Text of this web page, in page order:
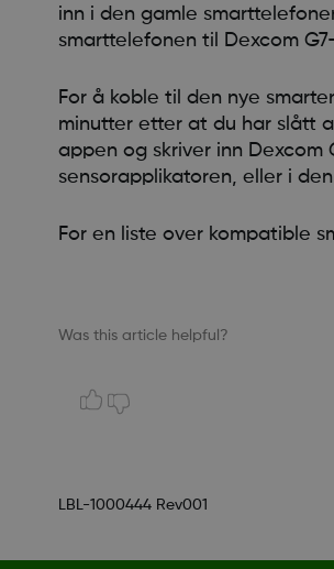
inn i den gamle
smarttelefonen til Dexcom
For å koble til den nye
minutter etter at du har slått
appen og skriver inn Dexcom
sensorapplikatoren, eller i
For en liste over kompatible
Was this article helpful?
LBL-1000444 Rev001